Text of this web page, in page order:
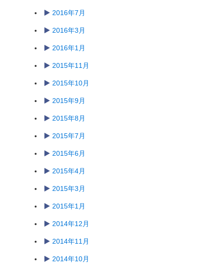
2016年7月
2016年3月
2016年1月
2015年11月
2015年10月
2015年9月
2015年8月
2015年7月
2015年6月
2015年4月
2015年3月
2015年1月
2014年12月
2014年11月
2014年10月